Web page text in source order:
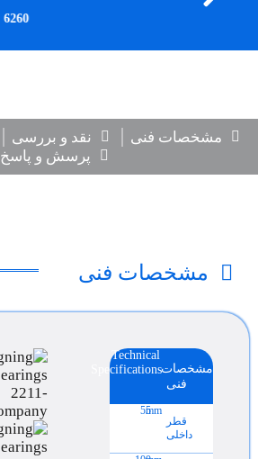
مشخصات فنی نقد و بررسی
پرسش و پاسخ
مشخصات فنی
مشخصات
فنی
Technical
Specifications
قطر
داخلی
mm
55